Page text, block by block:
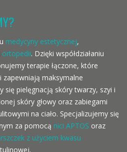
medycyny estetycznej,
ortopedii. Dzięki współdziałaniu
terapie łączone, które
maksymalne
się pielęgnacją skóry twarzy, szyi i
skóry głowy oraz zabiegami
na ciało. Specjalizujemy się
za pomocą nici APTOS oraz
z użyciem kwasu